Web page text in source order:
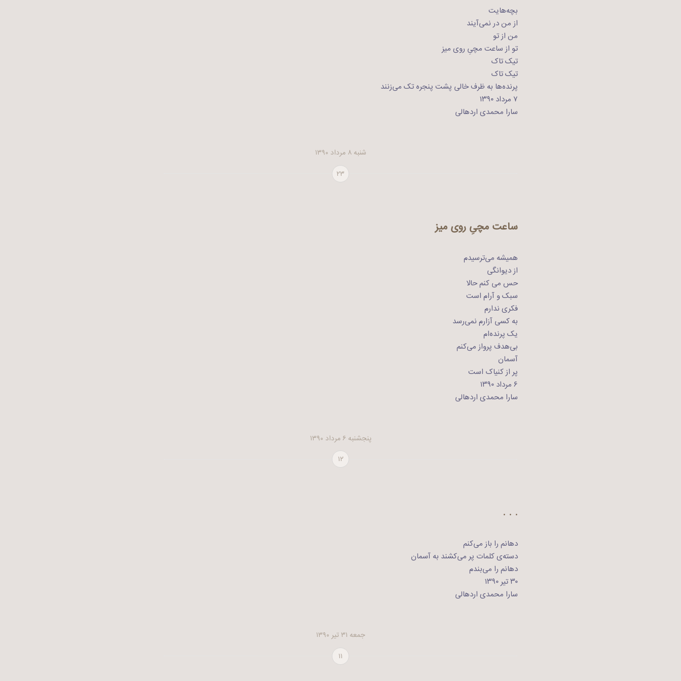
بچه‌هایت
از من در نمی‌آیند
من از تو
تو از ساعت مچیِ روی میز
تیک تاک
تیک تاک
پرنده‌ها به ظرف خالی پشت پنجره تک می‌زنند
۷ مرداد ۱۳۹۰
سارا محمدی اردهالی
شنبه ۸ مرداد ۱۳۹۰
۲۳
ساعت مچیِ روی میز
همیشه می‌ترسیدم
از دیوانگی
حس می کنم حالا
سبک و آرام است
فکری ندارم
به کسی آزارم نمی‌رسد
یک پرنده‌ام
بی‌هدف پرواز می‌کنم
آسمان
پر از کنیاک است
۶ مرداد ۱۳۹۰
سارا محمدی اردهالی
پنجشنبه ۶ مرداد ۱۳۹۰
۱۲
. . .
دهانم را باز می‌کنم
دسته‌ی کلمات پر می‌کشند به آسمان
دهانم را می‌بندم
۳۰ تیر ۱۳۹۰
سارا محمدی اردهالی
جمعه ۳۱ تیر ۱۳۹۰
۱۱